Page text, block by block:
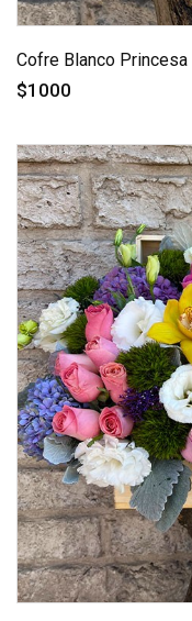
Cofre Blanco Princesa
$1000